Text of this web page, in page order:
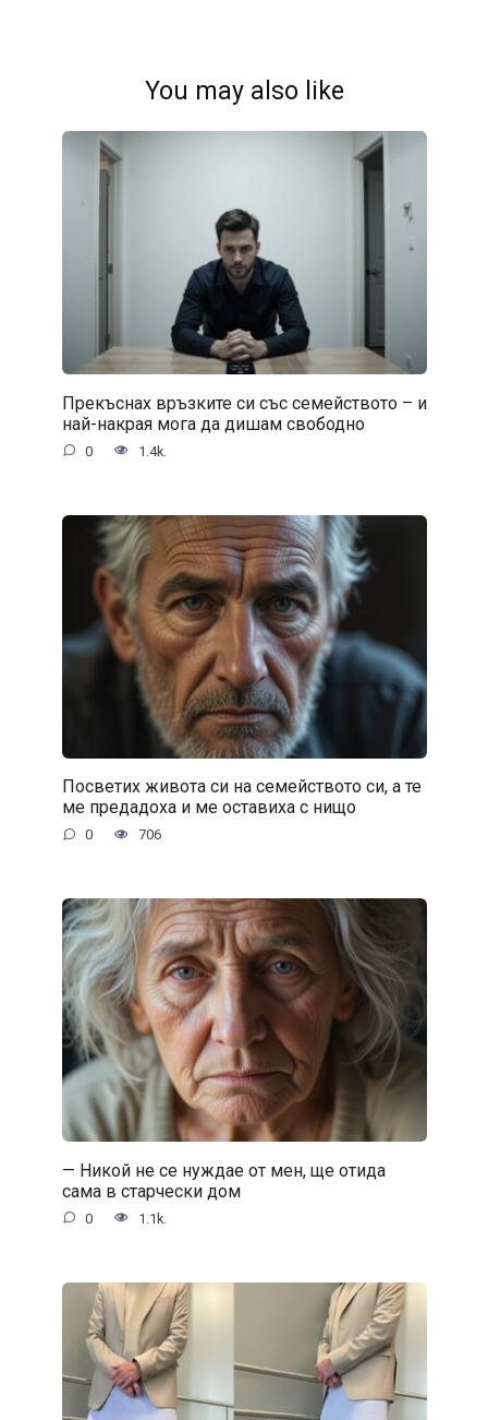
You may also like
Прекъснах връзките си със семейството – и
най-накрая мога да дишам свободно
0 1.4k.
Посветих живота си на семейството си, а те
ме предадоха и ме оставиха с нищо
0 706
— Никой не се нуждае от мен, ще отида
сама в старчески дом
0 1.1k.